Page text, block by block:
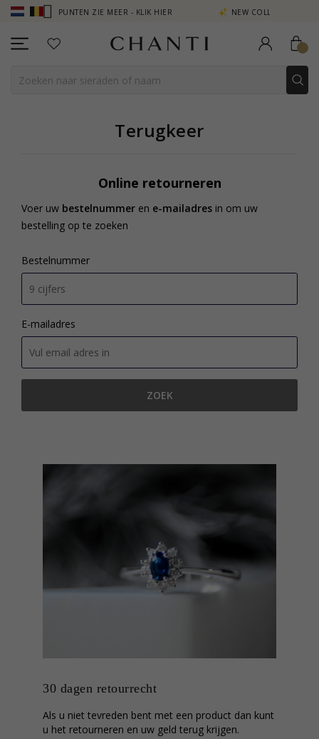
ZIE MEER - KLIK HIER NEW COLLECTION | AURA
Terugkeer
Online retourneren
Voer uw bestelnummer en e-mailadres in om uw
bestelling op te zoeken
Bestelnummer
E-mailadres
ZOEK
30 dagen retourrecht
Als u niet tevreden bent met een product dan kunt
u het retourneren en uw geld terug krijgen.